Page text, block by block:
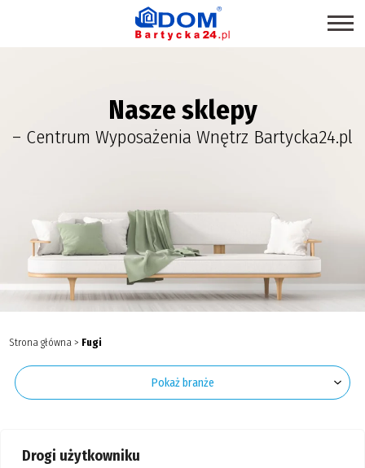
Drogi użytkowniku
SKLEPY
PROMOCJE
BRANŻE
MAPA CENTRUM
BLOG EKSPERCKI
GALERIA
Nasze sklepy
– Centrum Wyposażenia Wnętrz Bartycka24.pl
Strona główna> Fugi
Pokaż branże
Nasze sklepy